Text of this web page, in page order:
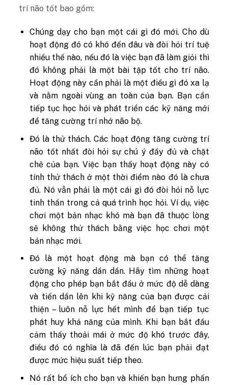
trí não tốt bao gồm:
Chúngdạy cho bạn một cái gì đó mới. Cho dù
hoạt động đó có khó đến đâu và đòi hỏi trí tuệ
nhiều thế nào, nếu đó là việc bạn đã làm giỏi thì
đó không phải là một bài tập tốt cho trí não.
Hoạt động này cần phải là một điều gì đó xa lạ
và nằm ngoài vùng an toàn của bạn. Bạn cần
tiếp tục học hỏi và phát triển các kỹ năng mới
để tăng cường trí nhớ não bộ.
Đó là thử thách. Các hoạt động tăng cường trí
não tốt nhất đòi hỏi sự chú ý đầy đủ và chặt
chẽ của bạn. Việc bạn thấy hoạt động này có
tính thử thách ở một thời điểm nào đó là chưa
đủ. Nó vẫn phải là một cái gì đó đòi hỏi nỗ lực
tinh thần trong cả quá trình học hỏi. Ví dụ, việc
chơi một bản nhạc khó mà bạn đã thuộc lòng
sẽ không thử thách bằng việc học chơi một
bản nhạc mới.
Đó là một hoạt động mà bạn có thể tăng
cường kỹ năng dần dần. Hãy tìm những hoạt
động cho phép bạn bắt đầu ở mức độ dễ dàng
và tiến dần lên khi kỹ năng của bạn được cải
thiện – luôn nỗ lực hết mình để bạn tiếp tục
phát huy khả năng của mình. Khi bạn bắt đầu
cảm thấy thoải mái ở mức độ khó trước đây,
điều đó có nghĩa là đã đến lúc bạn phải đạt
được mức hiệu suất tiếp theo.
Nó rất bổ ích cho bạn và khiến bạn hưng phấn